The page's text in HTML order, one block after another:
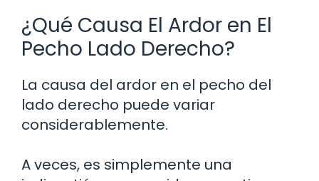
¿Qué Causa El Ardor en El
Pecho Lado Derecho?
La causa del ardor en el pecho del
lado derecho puede variar
considerablemente.
A veces, es simplemente una